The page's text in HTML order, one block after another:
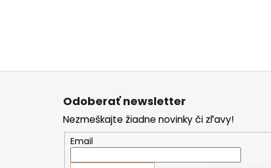
Odoberať newsletter
Nezmeškajte žiadne novinky či zľavy!
Email